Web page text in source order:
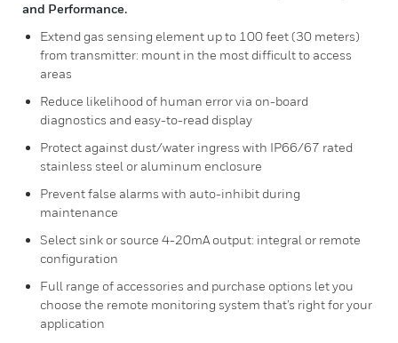
and Performance.
Extend gas sensing element up to 100 feet (30 meters)
from transmitter: mount in the most difficult to access
areas
Reduce likelihood of human error via on-board
diagnostics and easy-to-read display
Protect against dust/water ingress with IP66/67 rated
stainless steel or aluminum enclosure
Prevent false alarms with auto-inhibit during
maintenance
Select sink or source 4-20mA output: integral or remote
configuration
Full range of accessories and purchase options let you
choose the remote monitoring system that’s right for your
application